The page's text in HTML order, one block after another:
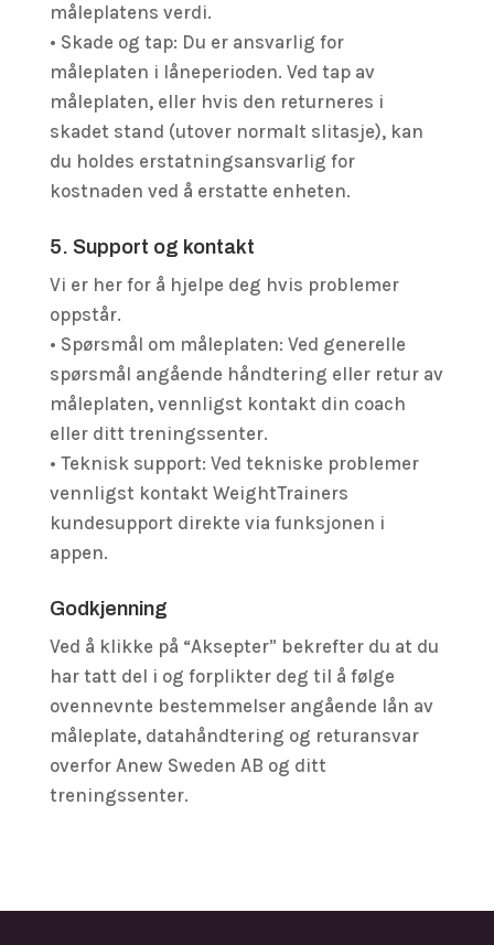
måleplatens verdi.
• Skade og tap: Du er ansvarlig for
måleplaten i låneperioden. Ved tap av
måleplaten, eller hvis den returneres i
skadet stand (utover normalt slitasje), kan
du holdes erstatningsansvarlig for
kostnaden ved å erstatte enheten.
5. Support og kontakt
Vi er her for å hjelpe deg hvis problemer
oppstår.
• Spørsmål om måleplaten: Ved generelle
spørsmål angående håndtering eller retur av
måleplaten, vennligst kontakt din coach
eller ditt treningssenter.
• Teknisk support: Ved tekniske problemer
vennligst kontakt WeightTrainers
kundesupport direkte via funksjonen i
appen.
Godkjenning
Ved å klikke på “Aksepter” bekrefter du at du
har tatt del i og forplikter deg til å følge
ovennevnte bestemmelser angående lån av
måleplate, datahåndtering og returansvar
overfor Anew Sweden AB og ditt
treningssenter.